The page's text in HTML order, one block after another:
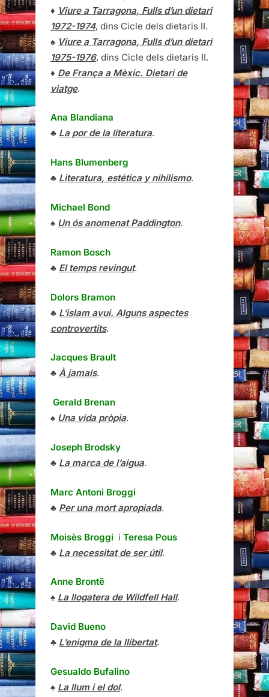
♦ Viure a Tarragona, Fulls d’un dietari
1972-1974, dins Cicle dels dietaris II.
♠ Viure a Tarragona, Fulls d’un dietari
1975-1976, dins Cicle dels dietaris II.
♦ De França a Mèxic. Dietari de
viatge.
Ana Blandiana
♣ La por de la literatura.
Hans Blumenberg
♣ Literatura, estética y nihilismo.
Michael Bond
♠ Un ós anomenat Paddington.
Ramon Bosch
♣ El temps revingut.
Dolors Bramon
♣ L’islam avui. Alguns aspectes
controvertits.
Jacques Brault
♣ À jamais.
Gerald Brenan
♠ Una vida pròpia.
Joseph Brodsky
♣ La marca de l’aigua.
Marc Antoni Broggi
♣ Per una mort apropiada.
Moisès Broggi i Teresa Pous
♣ La necessitat de ser útil.
Anne Brontë
♠ La llogatera de Wildfell Hall.
David Bueno
♣ L’enigma de la llibertat.
Gesualdo Bufalino
♠ La llum i el dol.